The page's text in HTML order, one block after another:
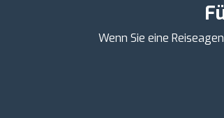
Wenn Sie eine